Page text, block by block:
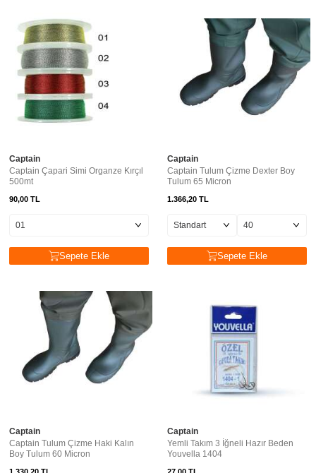
Captain
Captain Çapari Simi Organze Kırçıl
500mt
90,00 TL
Sepete Ekle
Captain
Captain Tulum Çizme Dexter Boy
Tulum 65 Micron
1.366,20 TL
Sepete Ekle
Captain
Captain Tulum Çizme Haki Kalın
Boy Tulum 60 Micron
Captain
Yemli Takım 3 İğneli Hazır Beden
Youvella 1404